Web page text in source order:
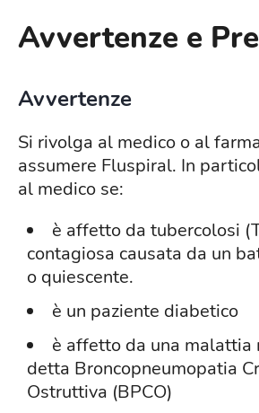
Avvertenze e
Avvertenze
Si rivolga al medico o al
assumere Fluspiral. In
al medico se:
è affetto da tubercolosi
contagiosa causata da un
o quiescente.
è un paziente diabetico
è affetto da una malattia
detta Broncopneumopatia
Ostruttiva (BPCO)